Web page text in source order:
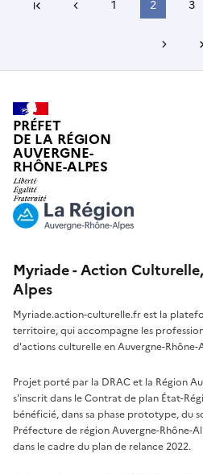
Première pagePage précédente
1 2 3
PRÉFET
DE LA RÉGION
AUVERGNE-
RHÔNE-ALPES
Myriade - Action
Alpes
Myriade.action-culturelle.fr est la
territoire, qui accompagne les
d'actions culturelle en Auvergne-Rhône-
Projet porté par la DRAC et la Région
s'inscrit dans le Contrat de plan État-
bénéficié, dans sa phase prototype, du
Préfecture de région Auvergne-Rhône-
dans le cadre du plan de relance 2022.